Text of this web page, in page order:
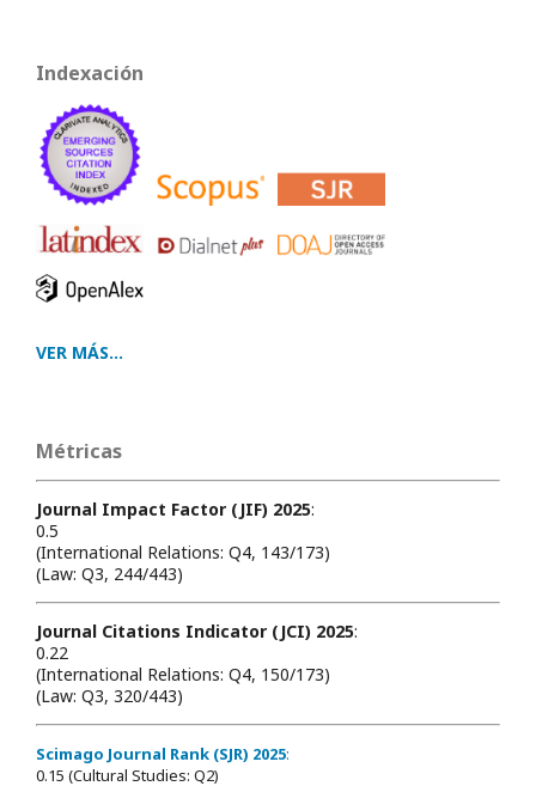
Indexación
VER MÁS...
Métricas
Journal Impact Factor (JIF) 2025:
0.5
(International Relations: Q4, 143/173)
(Law: Q3, 244/443)
Journal Citations Indicator (JCI) 2025:
0.22
(International Relations: Q4, 150/173)
(Law: Q3, 320/443)
Scimago Journal Rank (SJR) 2025:
0.15 (Cultural Studies: Q2)